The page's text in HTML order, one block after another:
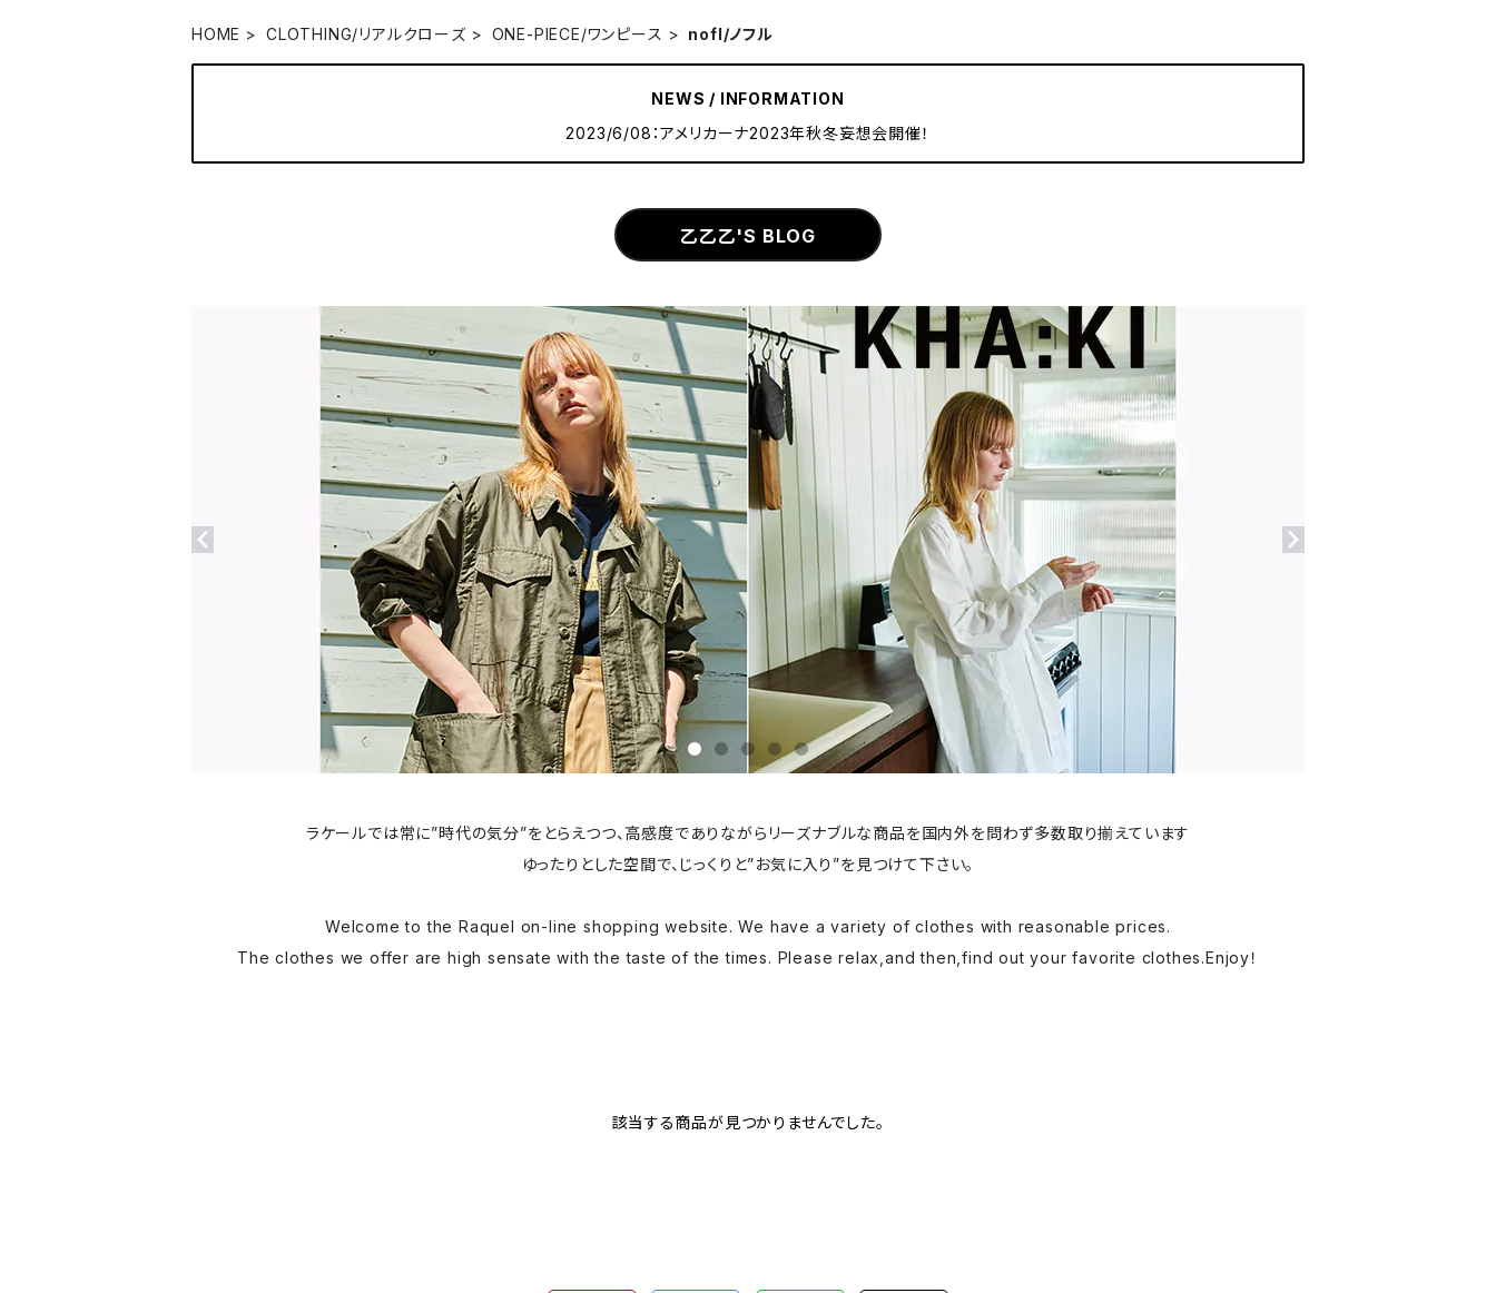
HOME CLOTHING/リアルクローズ ONE-PIECE/ワンピース nofl/ノフル
NEWS / INFORMATION
2023/6/08：アメリカーナ2023年秋冬妄想会開催！
乙乙乙'S BLOG
ラケールでは常に”時代の気分”をとらえつつ、高感度でありながらリーズナブルな商品を国内外を問わず多数取り揃えています
ゆったりとした空間で、じっくりと”お気に入り”を見つけて下さい。
Welcome to the Raquel on-line shopping website. We have a variety of clothes with reasonable prices.
The clothes we offer are high sensate with the taste of the times. Please relax,and then,find out your favorite clothes.Enjoy！
該当する商品が見つかりませんでした。